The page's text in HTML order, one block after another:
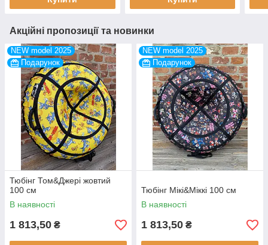
Акційні пропозиції та новинки
NEW model 2025
Подарунок
Тюбінг Том&Джері жовтий
100 см
В наявності
1 813,50 ₴
NEW model 2025
Подарунок
Тюбінг Мікі&Міккі 100 см
В наявності
1 813,50 ₴